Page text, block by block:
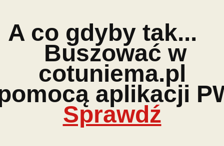
A co gdyby tak...
Buszować w
cotuniema.pl
aplikacji
Sprawdź